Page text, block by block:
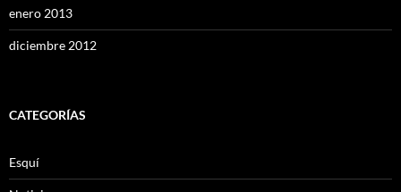
enero 2013
diciembre 2012
CATEGORÍAS
Esquí